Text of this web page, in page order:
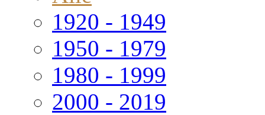
1920 - 1949
1950 - 1979
1980 - 1999
2000 - 2019